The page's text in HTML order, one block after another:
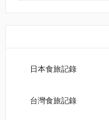
日本食旅記錄
台灣食旅記錄